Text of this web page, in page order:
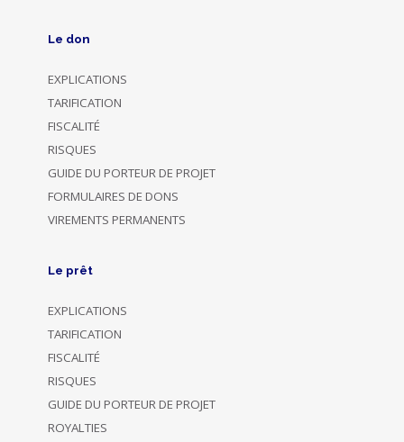
Le don
EXPLICATIONS
TARIFICATION
FISCALITÉ
RISQUES
GUIDE DU PORTEUR DE PROJET
FORMULAIRES DE DONS
VIREMENTS PERMANENTS
Le prêt
EXPLICATIONS
TARIFICATION
FISCALITÉ
RISQUES
GUIDE DU PORTEUR DE PROJET
ROYALTIES